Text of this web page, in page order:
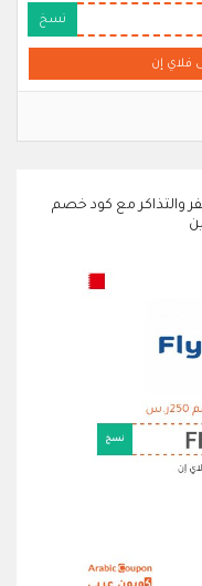
نسخ
فلاي إن
والتذاكر مع كود خصم